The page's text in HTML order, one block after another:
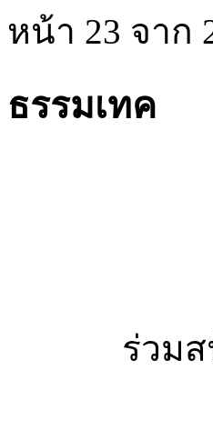
หน้า 23 จาก
ธรรมเทค
ร่วม